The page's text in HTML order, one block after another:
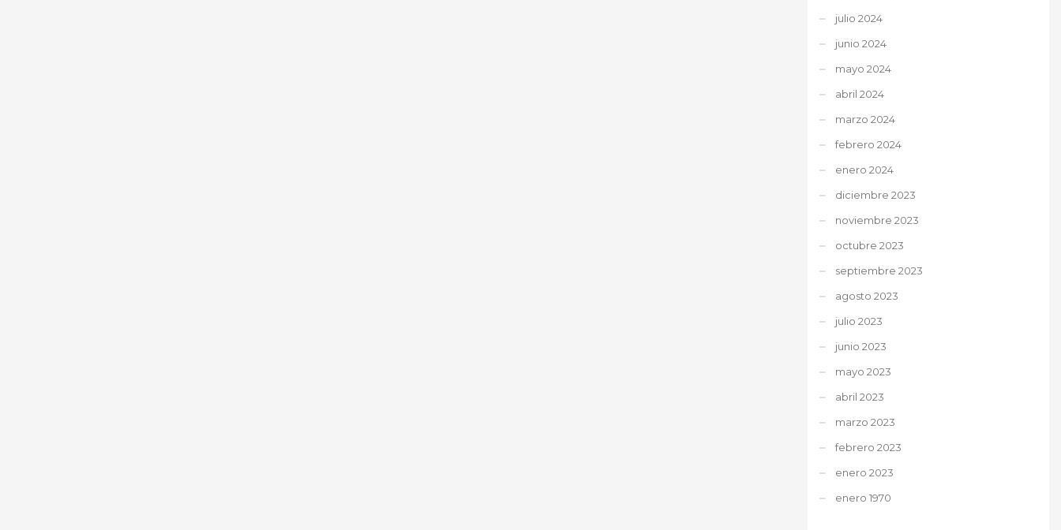
julio 2024
junio 2024
mayo 2024
abril 2024
marzo 2024
febrero 2024
enero 2024
diciembre 2023
noviembre 2023
octubre 2023
septiembre 2023
agosto 2023
julio 2023
junio 2023
mayo 2023
abril 2023
marzo 2023
febrero 2023
enero 2023
enero 1970